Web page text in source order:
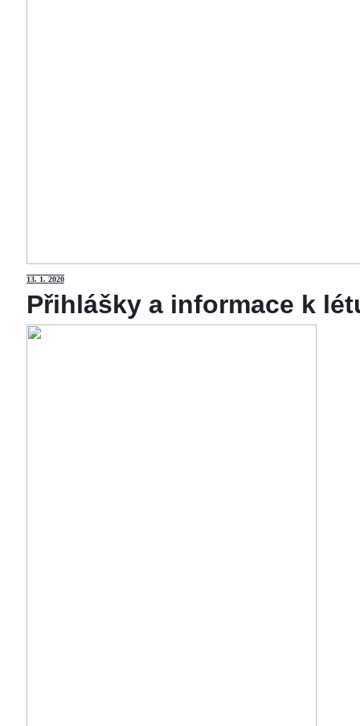
13. 1. 2020
Přihlášky a informace k